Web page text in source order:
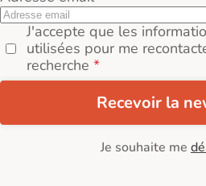
J'accepte que les
utilisées pour me
recherche
Recevoir la
Je souhaite me